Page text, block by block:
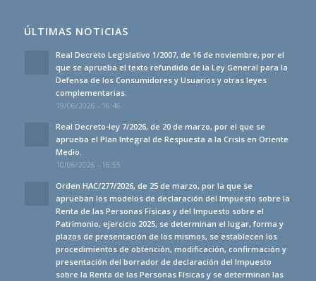
ÚLTIMAS NOTICIAS
Real Decreto Legislativo 1/2007, de 16 de noviembre, por el
que se aprueba el texto refundido de la Ley General para la
Defensa de los Consumidores y Usuarios y otras leyes
complementarias.
19/06/2026 - 16:46
Real Decreto-ley 7/2026, de 20 de marzo, por el que se
aprueba el Plan Integral de Respuesta a la Crisis en Oriente
Medio.
10/06/2026 - 16:55
Orden HAC/277/2026, de 25 de marzo, por la que se
aprueban los modelos de declaración del Impuesto sobre la
Renta de las Personas Físicas y del Impuesto sobre el
Patrimonio, ejercicio 2025, se determinan el lugar, forma y
plazos de presentación de los mismos, se establecen los
procedimientos de obtención, modificación, confirmación y
presentación del borrador de declaración del Impuesto
sobre la Renta de las Personas Físicas y se determinan las